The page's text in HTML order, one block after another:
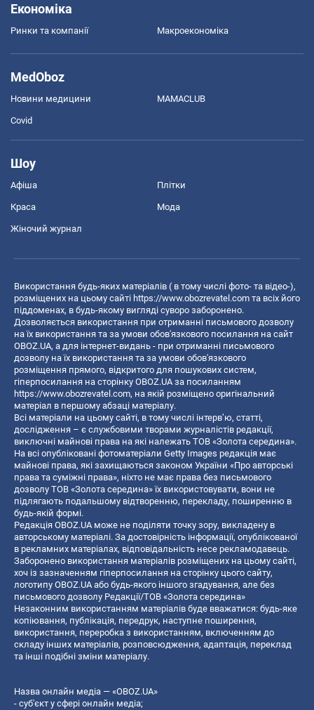
Економіка
Ринки та компанії Макроекономіка
MedOboz
Новини медицини MAMACLUB
Covid
Шоу
Афіша Плітки
Краса Мода
Жіночий журнал
Використання будь-яких матеріалів ( в тому числі фото- та відео-),
розміщених на цьому сайті https://www.obozrevatel.com та всіх його
піддоменах, в будь-якому вигляді суворо заборонено.
Дозволяється використання при отриманні письмового дозволу
на їх використання та за умови обов'язкового посилання на сайт
OBOZ.UA, а для інтернет-видань - при отриманні письмового
дозволу на їх використання та за умови обов'язкового
розміщення прямого, відкритого для пошукових систем,
гіперпосилання на сторінку OBOZ.UA за посиланням
https://www.obozrevatel.com, на якій розміщено оригінальний
матеріал в першому абзаці матеріалу.
Всі матеріали на цьому сайті, в тому числі інтерв’ю, статті,
дослідження – є службовими творами журналістів редакції,
виключні майнові права на які належать ТОВ «Золота середина».
На всі опубліковані фотоматеріали Getty Images редакція має
майнові права, які захищаються законом України «Про авторські
права та суміжні права», ніхто не має права без письмового
дозволу ТОВ «Золота середина» їх використовувати, вони не
підлягають подальшому відтворенню, перекладу, поширенню в
будь-якій формі.
Редакція OBOZ.UA може не поділяти точку зору, викладену в
авторському матеріалі. За достовірність інформації, опублікованої
в рекламних матеріалах, відповідальність несе рекламодавець.
Заборонено використання матеріалів розміщених на цьому сайті,
хоч із зазначенням гіперпосилання на сторінку цього сайту,
логотипу OBOZ.UA або будь-якого іншого згадування, але без
письмового дозволу Редакції/ТОВ «Золота середина»
Незаконним використанням матеріалів буде вважатися: будь-яке
копiювання, публiкацiя, передрук, наступне поширення,
використання, переробка з використанням, включенням до
складу інших матеріалів, розповсюдження, адаптація, переклад
та інші подібні зміни матеріалу.
Назва онлайн медіа — «OBOZ.UA»
- суб'єкт у сфері онлайн медіа;